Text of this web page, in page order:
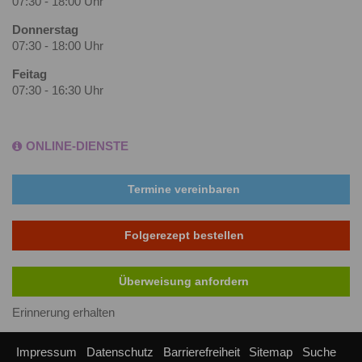
Donnerstag
07:30 - 18:00 Uhr
Feitag
07:30 - 16:30 Uhr
ONLINE-DIENSTE
Termine vereinbaren
Folgerezept bestellen
Überweisung anfordern
Erinnerung erhalten
Impressum Datenschutz Barrierefreiheit Sitemap Suche